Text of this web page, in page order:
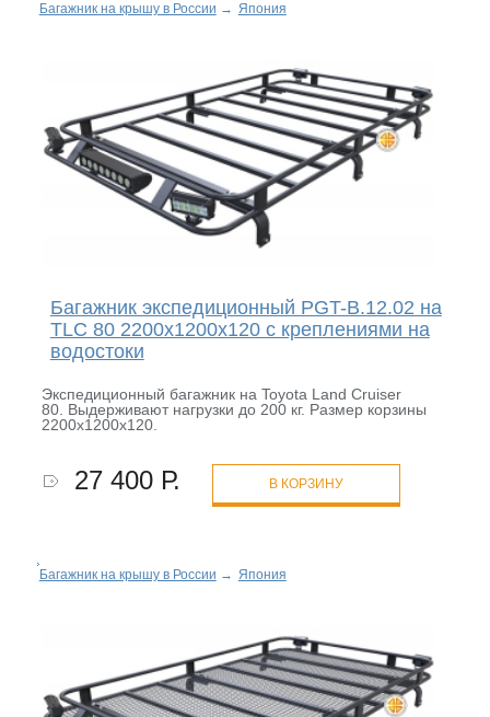
Багажник на крышу в России → Япония
Багажник экспедиционный PGT-B.12.02 на
TLC 80 2200х1200х120 с креплениями на
водостоки
Экспедиционный багажник на Toyota Land Cruiser
80. Выдерживают нагрузки до 200 кг. Размер корзины
2200х1200х120.
27 400 Р. В КОРЗИНУ
Багажник на крышу в России → Япония